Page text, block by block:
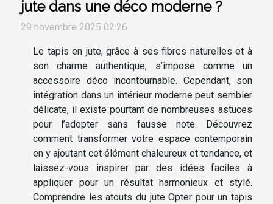
jute dans une déco moderne ?
29 novembre 2025 02:26
Le tapis en jute, grâce à ses fibres naturelles et à
son charme authentique, s’impose comme un
accessoire déco incontournable. Cependant, son
intégration dans un intérieur moderne peut sembler
délicate, il existe pourtant de nombreuses astuces
pour l’adopter sans fausse note. Découvrez
comment transformer votre espace contemporain
en y ajoutant cet élément chaleureux et tendance, et
laissez-vous inspirer par des idées faciles à
appliquer pour un résultat harmonieux et stylé.
Comprendre les atouts du jute Opter pour un tapis